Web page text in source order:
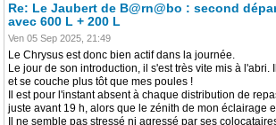
Re: Le Jaubert de B@rn@bo : second
avec 600 L + 200 L
Ven 05 Sep 2025, 21:49
Le Chrysus est donc bien actif dans la journée.
Le jour de son introduction, il s'est très vite mis à l'abri.
et se couche plus tôt que mes poules !
Il est pour l'instant absent à chaque distribution de
juste avant 19 h, alors que le zénith de mon éclairage
Il ne semble pas stressé ni agressé par ses